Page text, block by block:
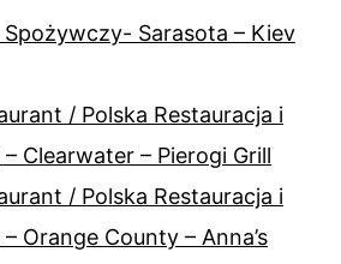
Spożywczy- Sarasota – Kiev
/ Polska Restauracja i
Clearwater – Pierogi Grill
/ Polska Restauracja i
Orange County – Anna’s